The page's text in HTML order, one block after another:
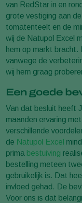
van RedStar in en
grote vestiging aan
tomatenteelt en de
wij de Natupol Excel
hem op markt bracht.
vanwege de
wij hem graag
Een goede
Van dat besluit heeft
maanden ervaring
verschillende
de Natupol Excel
prima bestuiving
bestelling meteen
gebruikelijk is. Dat
invloed gehad. De
Voor ons is dat